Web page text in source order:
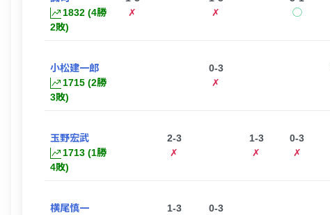
1832 (4勝
2敗)
✗
✗
◯
小松建一郎
1715 (2勝
3敗)
0-3
✗
玉野宏武
1713 (1勝
4敗)
2-3
✗
1-3
✗
0-3
✗
横尾慎一
1-3
0-3